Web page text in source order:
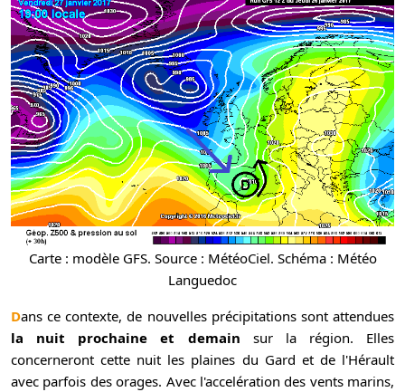
Carte : modèle GFS. Source : MétéoCiel. Schéma : Météo
Languedoc
Dans ce contexte, de nouvelles précipitations sont attendues
la nuit prochaine et demain sur la région. Elles
concerneront cette nuit les plaines du Gard et de l'Hérault
avec parfois des orages. Avec l'accelération des vents marins,